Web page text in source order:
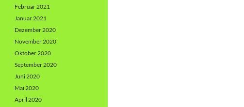
Februar 2021
Januar 2021
Dezember 2020
November 2020
Oktober 2020
September 2020
Juni 2020
Mai 2020
April 2020